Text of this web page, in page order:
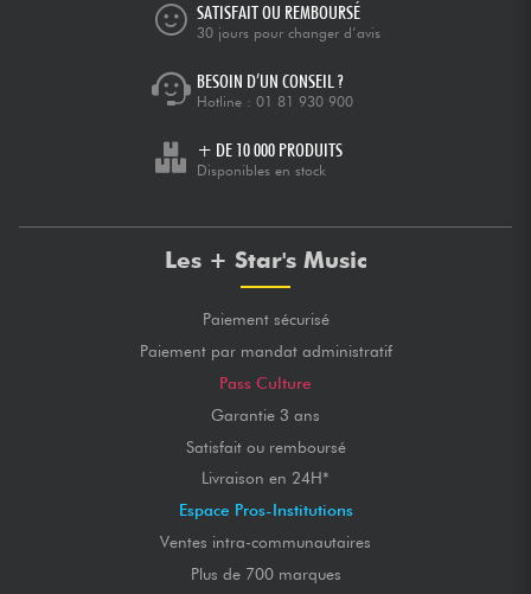
SATISFAIT OU REMBOURSÉ
30 jours pour changer d’avis
BESOIN D’UN CONSEIL ?
Hotline : 01 81 930 900
+ DE 10 000 PRODUITS
Disponibles en stock
Les + Star's Music
Paiement sécurisé
Paiement par mandat administratif
Pass Culture
Garantie 3 ans
Satisfait ou remboursé
Livraison en 24H*
Espace Pros-Institutions
Ventes intra-communautaires
Plus de 700 marques